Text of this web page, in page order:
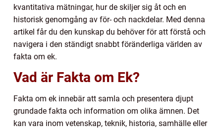
kvantitativa mätningar, hur de skiljer sig åt och en
historisk genomgång av för- och nackdelar. Med denna
artikel får du den kunskap du behöver för att förstå och
navigera i den ständigt snabbt föränderliga världen av
fakta om ek.
Vad är Fakta om Ek?
Fakta om ek innebär att samla och presentera djupt
grundade fakta och information om olika ämnen. Det
kan vara inom vetenskap, teknik, historia, samhälle eller